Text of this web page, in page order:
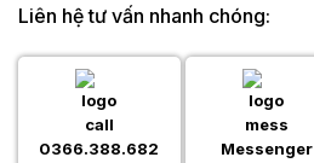
Liên hệ tư vấn nhanh chóng:
0366.388.682 Messenger